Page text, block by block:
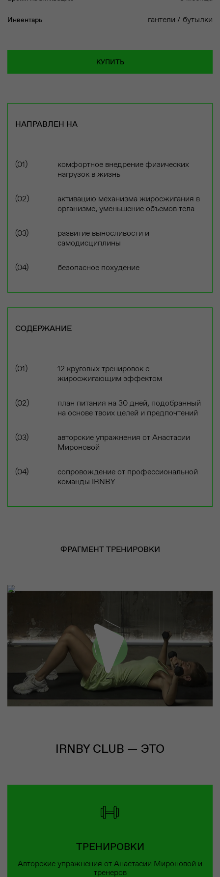
Инвентарь гантели / бутылки
КУПИТЬ
НАПРАВЛЕН НА
комфортное внедрение физических
нагрузок в жизнь
активацию механизма жиросжигания в
организме, уменьшение объемов тела
развитие выносливости и
самодисциплины
безопасное похудение
СОДЕРЖАНИЕ
12 круговых тренировок с
жиросжигающим эффектом
план питания на 30 дней, подобранный
на основе твоих целей и предпочтений
авторские упражнения от Анастасии
Мироновой
сопровождение от профессиональной
команды IRNBY
ФРАГМЕНТ ТРЕНИРОВКИ
IRNBY CLUB — ЭТО
ТРЕНИРОВКИ
Авторские упражнения от Анастасии Мироновой и
тренеров